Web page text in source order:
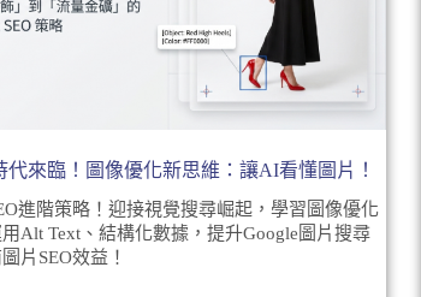
代來臨！圖像優化新思維：讓AI看懂圖片！
進階策略！迎接視覺搜尋崛起，學習圖像優化
Alt Text、結構化數據，提升Google圖片搜尋
片SEO效益！